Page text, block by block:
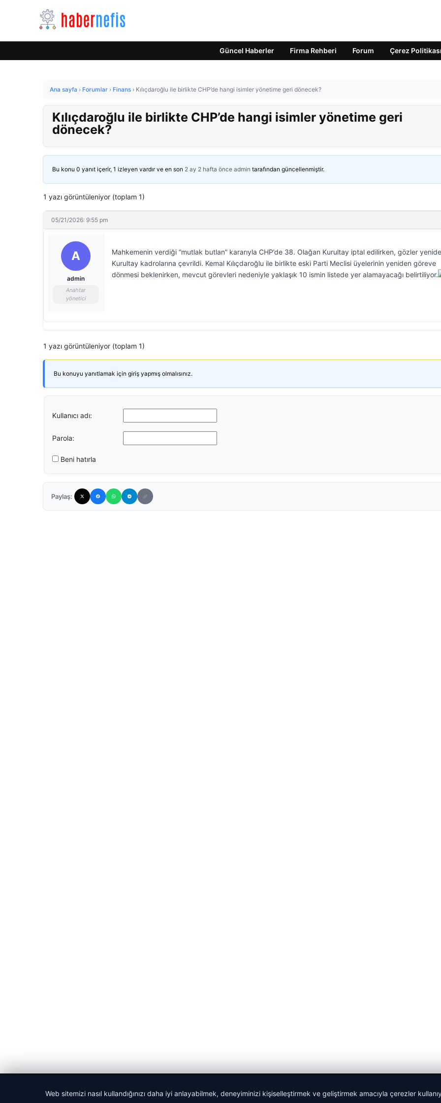
Güncel Haberler Firma Rehberi Forum Çerez Politikası
Ana sayfa › Forumlar › Finans › Kılıçdaroğlu ile birlikte CHP’de hangi isimler yönetime geri dönecek?
Kılıçdaroğlu ile birlikte CHP’de hangi isimler yönetime geri
dönecek?
Bu konu 0 yanıt içerir, 1 izleyen vardır ve en son 2 ay 2 hafta önce admin tarafından güncellenmiştir.
1 yazı görüntüleniyor (toplam 1)
05/21/2026: 9:55 pm
A
admin
Anahtar
yönetici
Mahkemenin verdiği “mutlak butlan” kararıyla CHP’de 38. Olağan Kurultay iptal edilirken, gözler
Kurultay kadrolarına çevrildi. Kemal Kılıçdaroğlu ile birlikte eski Parti Meclisi üyelerinin yeniden göreve
dönmesi beklenirken, mevcut görevleri nedeniyle yaklaşık 10 ismin listede yer alamayacağı belirtiliyor.
1 yazı görüntüleniyor (toplam 1)
Bu konuyu yanıtlamak için giriş yapmış olmalısınız.
Kullanıcı adı:
Parola:
Beni hatırla
Paylaş:
Web sitemizi nasıl kullandığınızı daha iyi anlayabilmek, deneyiminizi kişiselleştirmek ve geliştirmek amacıyla çerezler